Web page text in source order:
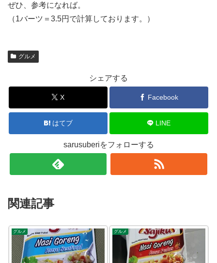
ぜひ、参考になれば。
（1バーツ＝3.5円で計算しております。）
グルメ
シェアする
X Facebook
はてブ LINE
sarusuberiをフォローする
関連記事
グルメ グルメ